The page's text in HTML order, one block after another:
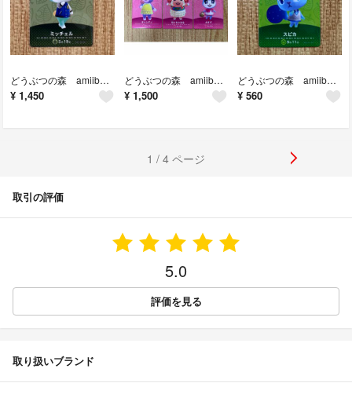
どうぶつの森 amiiboカード ミッチェル
¥ 1,450
どうぶつの森 amiiboカード キャンディ ちゃちゃまる みすず
¥ 1,500
どうぶつの森 amiiboカード スピカ
¥ 560
1 / 4 ページ
取引の評価
5.0
評価を見る
取り扱いブランド